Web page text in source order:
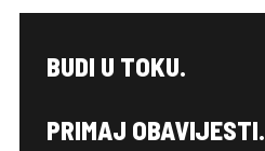
BUDI U TOKU.
PRIMAJ OBAVIJESTI.